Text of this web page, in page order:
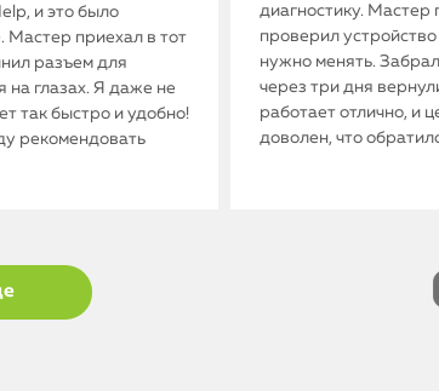
iMac
Mac Mini
и это было
Мастер приехал в тот
разъем для
на глазах. Я даже не
так быстро и удобно!
рекомендовать
диагностику. Мастер
проверил устройство
нужно менять.
через три дня
работает отлично, и
доволен, что